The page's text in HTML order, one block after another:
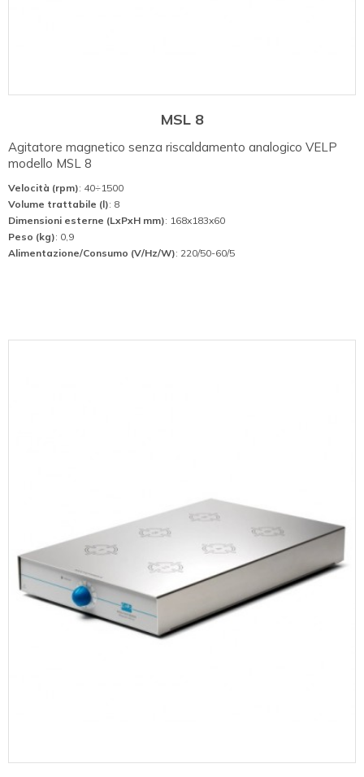
MSL 8
Agitatore magnetico senza riscaldamento analogico VELP
modello MSL 8
Velocità (rpm): 40÷1500
Volume trattabile (l): 8
Dimensioni esterne (LxPxH mm): 168x183x60
Peso (kg): 0,9
Alimentazione/Consumo (V/Hz/W): 220/50-60/5